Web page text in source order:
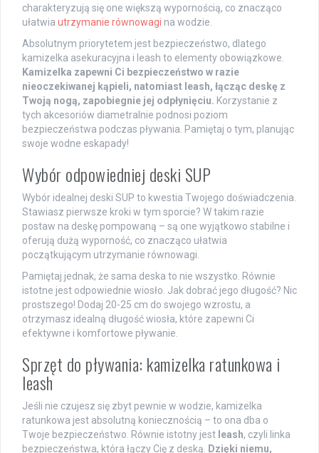
charakteryzują się one większą wypornością, co znacząco
ułatwia utrzymanie równowagi na wodzie.
Absolutnym priorytetem jest bezpieczeństwo, dlatego
kamizelka asekuracyjna i leash to elementy obowiązkowe.
Kamizelka zapewni Ci bezpieczeństwo w razie
nieoczekiwanej kąpieli, natomiast leash, łącząc deskę z
Twoją nogą, zapobiegnie jej odpłynięciu. Korzystanie z
tych akcesoriów diametralnie podnosi poziom
bezpieczeństwa podczas pływania. Pamiętaj o tym, planując
swoje wodne eskapady!
Wybór odpowiedniej deski SUP
Wybór idealnej deski SUP to kwestia Twojego doświadczenia.
Stawiasz pierwsze kroki w tym sporcie? W takim razie
postaw na deskę pompowaną – są one wyjątkowo stabilne i
oferują dużą wyporność, co znacząco ułatwia
początkującym utrzymanie równowagi.
Pamiętaj jednak, że sama deska to nie wszystko. Równie
istotne jest odpowiednie wiosło. Jak dobrać jego długość? Nic
prostszego! Dodaj 20-25 cm do swojego wzrostu, a
otrzymasz idealną długość wiosła, które zapewni Ci
efektywne i komfortowe pływanie.
Sprzęt do pływania: kamizelka ratunkowa i
leash
Jeśli nie czujesz się zbyt pewnie w wodzie, kamizelka
ratunkowa jest absolutną koniecznością – to ona dba o
Twoje bezpieczeństwo. Równie istotny jest leash, czyli linka
bezpieczeństwa, która łączy Cię z deską.
Dzięki niemu,